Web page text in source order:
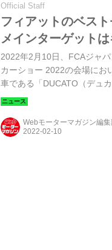
Official Staff
フィアットのベス
メインターゲット
2022年2月10日、FCAジャ
カーショー 2022の会場にお
⾞である「DUCATO（デュ
ることを決定し、新たにデ
Webモーターマガジン編